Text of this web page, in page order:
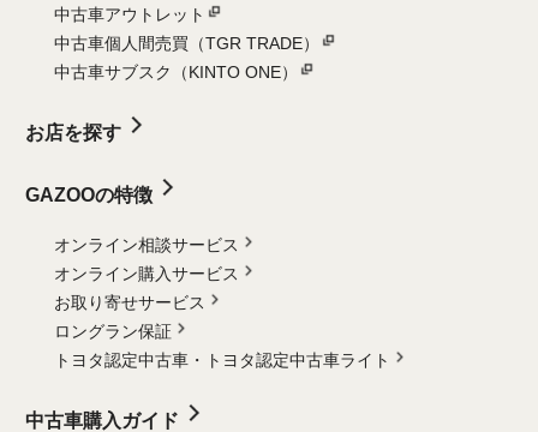
中古車アウトレット
中古車個人間売買（TGR TRADE）
中古車サブスク（KINTO ONE）
お店を探す
GAZOOの特徴
オンライン相談サービス
オンライン購入サービス
お取り寄せサービス
ロングラン保証
トヨタ認定中古車・
トヨタ認定中古車ライト
中古車購入ガイド